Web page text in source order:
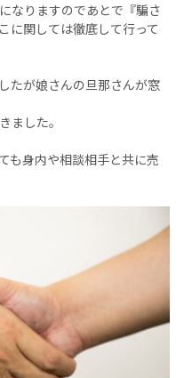
なりますのであとで『騙さ
に関しては徹底して行って
たが娘さんの旦那さんが窓
ました。
も身内や相談相手と共に売